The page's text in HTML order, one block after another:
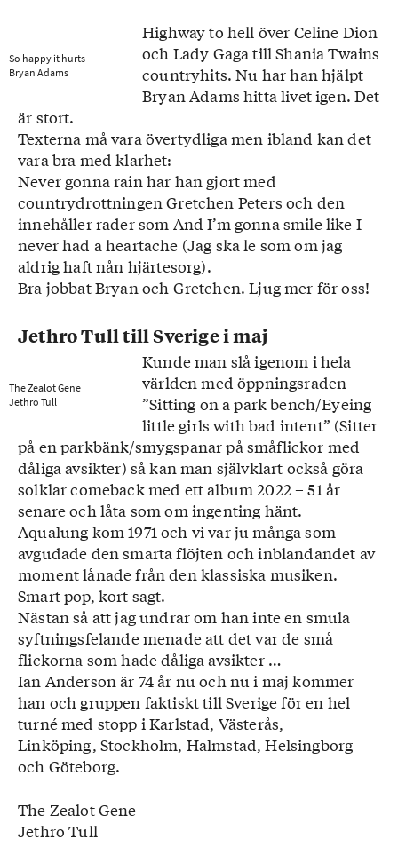
So happy it hurts
Bryan Adams
Highway to hell över Celine Dion
och Lady Gaga till Shania Twains
countryhits. Nu har han hjälpt
Bryan Adams hitta livet igen. Det
är stort.
Texterna må vara övertydliga men ibland kan det
vara bra med klarhet:
Never gonna rain har han gjort med
countrydrottningen Gretchen Peters och den
innehåller rader som And I’m gonna smile like I
never had a heartache (Jag ska le som om jag
aldrig haft nån hjärtesorg).
Bra jobbat Bryan och Gretchen. Ljug mer för oss!
Jethro Tull till Sverige i maj
The Zealot Gene
Jethro Tull
Kunde man slå igenom i hela
världen med öppningsraden
”Sitting on a park bench/Eyeing
little girls with bad intent” (Sitter
på en parkbänk/smygspanar på småflickor med
dåliga avsikter) så kan man självklart också göra
solklar comeback med ett album 2022 – 51 år
senare och låta som om ingenting hänt.
Aqualung kom 1971 och vi var ju många som
avgudade den smarta flöjten och inblandandet av
moment lånade från den klassiska musiken.
Smart pop, kort sagt.
Nästan så att jag undrar om han inte en smula
syftningsfelande menade att det var de små
flickorna som hade dåliga avsikter …
Ian Anderson är 74 år nu och nu i maj kommer
han och gruppen faktiskt till Sverige för en hel
turné med stopp i Karlstad, Västerås,
Linköping, Stockholm, Halmstad, Helsingborg
och Göteborg.
The Zealot Gene
Jethro Tull